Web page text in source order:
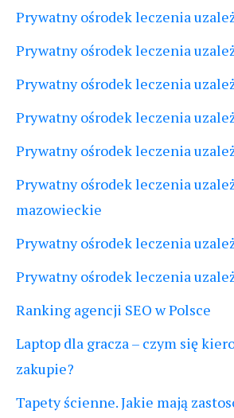
Prywatny ośrodek leczenia
Prywatny ośrodek leczenia
Prywatny ośrodek leczenia
Prywatny ośrodek leczenia
Prywatny ośrodek leczenia
Prywatny ośrodek leczenia
mazowieckie
Prywatny ośrodek leczenia
Prywatny ośrodek leczenia
Ranking agencji SEO w Polsce
Laptop dla gracza – czym się
zakupie?
Tapety ścienne. Jakie mają